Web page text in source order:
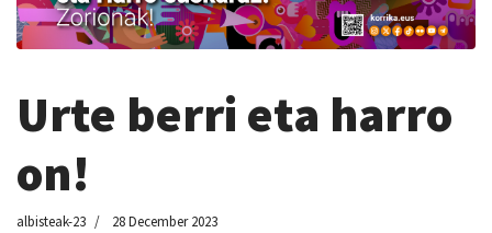
Urte berri eta harro
on!
albisteak-23 28 December 2023